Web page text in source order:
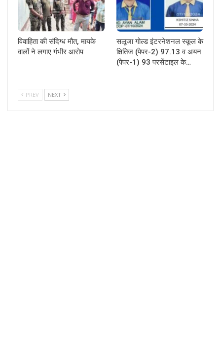
विवाहिता की संदिग्ध मौत, मायके
वालों ने लगाए गंभीर आरोप
सलूजा गोल्ड इंटरनेशनल स्कूल के
क्षितिज (पेपर-2) 97.13 व अयन
(पेपर-1) 93 परसेंटाइल के…
PREV NEXT